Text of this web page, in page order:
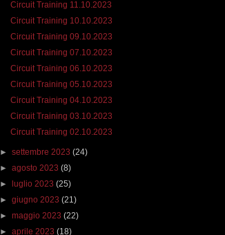
Circuit Training 11.10.2023
Circuit Training 10.10.2023
Circuit Training 09.10.2023
Circuit Training 07.10.2023
Circuit Training 06.10.2023
Circuit Training 05.10.2023
Circuit Training 04.10.2023
Circuit Training 03.10.2023
Circuit Training 02.10.2023
►settembre 2023(24)
►agosto 2023(8)
►
luglio 2023(25)
►giugno 2023(21)
►maggio 2023(22)
►aprile 2023(18)